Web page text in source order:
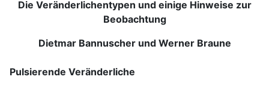
Die Veränderlichentypen und einige Hinweise zur
Beobachtung
Dietmar Bannuscher und Werner Braune
Pulsierende Veränderliche